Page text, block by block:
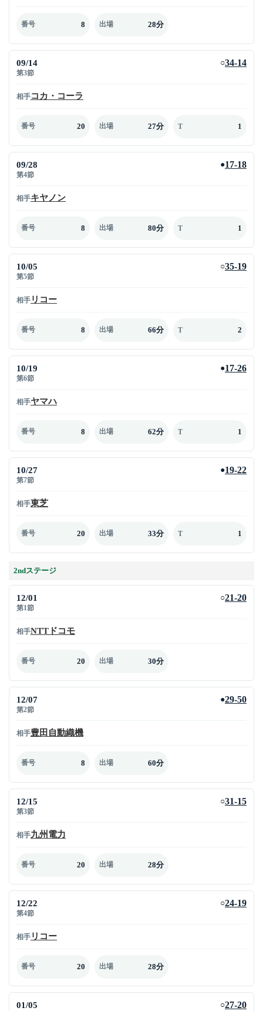
番号 8 出場 28分
09/14
第3節
○34-14
相手コカ・コーラ
番号 20 出場 27分 T 1
09/28
第4節
●17-18
相手キヤノン
番号 8 出場 80分 T 1
10/05
第5節
○35-19
相手 リコー
番号 8 出場 66分 T 2
10/19
第6節
●17-26
相手ヤマハ
番号 8 出場 62分 T 1
10/27
第7節
●19-22
相手東芝
番号 20 出場 33分 T 1
2ndステージ
12/01
第1節
○21-20
相手NTTドコモ
番号 20 出場 30分
12/07
第2節
●29-50
相手豊田自動織機
番号 8 出場 60分
12/15
第3節
○31-15
相手九州電力
番号 20 出場 28分
12/22
第4節
○24-19
相手 リコー
番号 20 出場 28分
01/05 ○27-20